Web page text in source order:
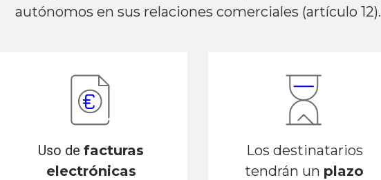
autónomos en sus relaciones comerciales (artículo 12).
Uso defacturas
electrónicas
Los destinatarios
tendrán un plazo